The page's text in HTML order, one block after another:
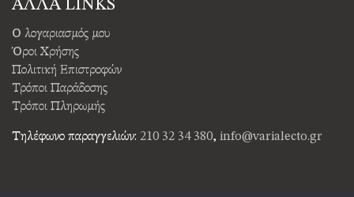
ΑΛΛΑ LINKS
Ο λογαριασμός μου
Όροι Χρήσης
Πολιτική Επιστροφών
Τρόποι Παράδοσης
Τρόποι Πληρωμής
Τηλέφωνο παραγγελιών: 210 32 34 380, info@varialecto.gr